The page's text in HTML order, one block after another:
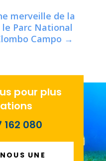
merveille de la
Parc National
Campo →
pour plus
080
UNE